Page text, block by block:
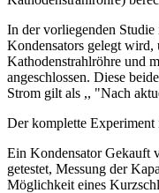
In der vorliegenden Studie
Kondensators gelegt wird,
Kathodenstrahlröhre und
angeschlossen. Diese
Strom gilt als ,, "Nach
Der komplette
Ein Kondensator Gekauft
getestet, Messung der
Möglichkeit eines